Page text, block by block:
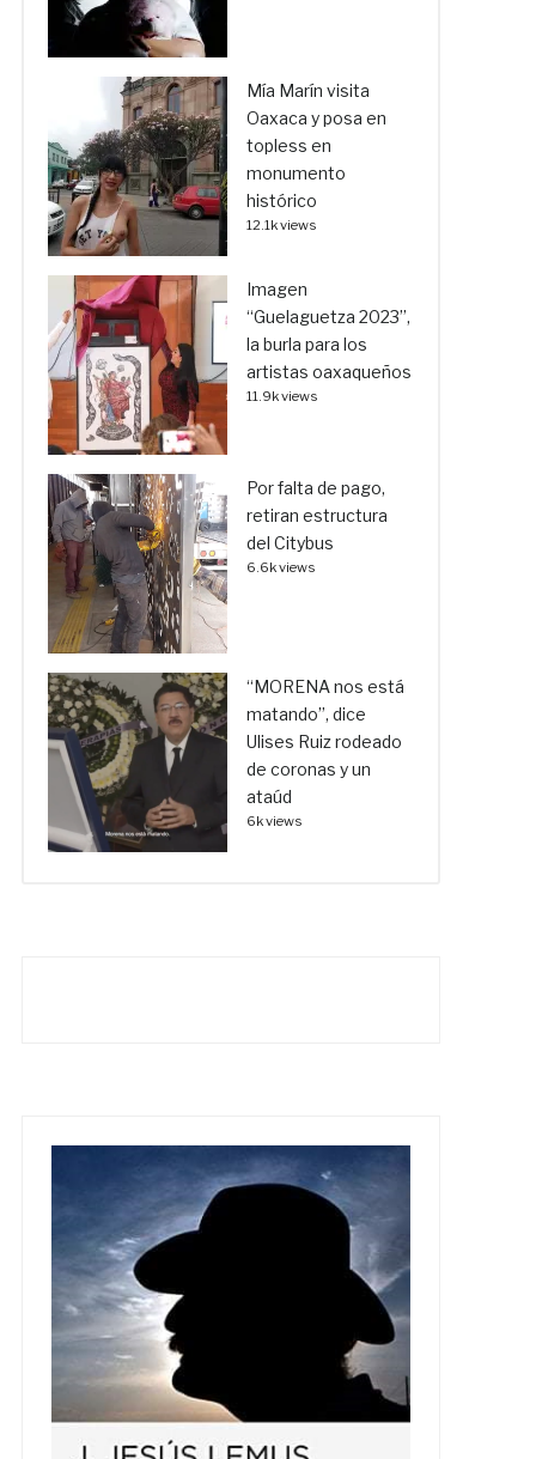
Mía Marín visita
Oaxaca y posa en
topless en
monumento
histórico
12.1k views
Imagen
“Guelaguetza 2023”,
la burla para los
artistas oaxaqueños
11.9k views
Por falta de pago,
retiran estructura
del Citybus
6.6k views
“MORENA nos está
matando”, dice
Ulises Ruiz rodeado
de coronas y un
ataúd
6k views